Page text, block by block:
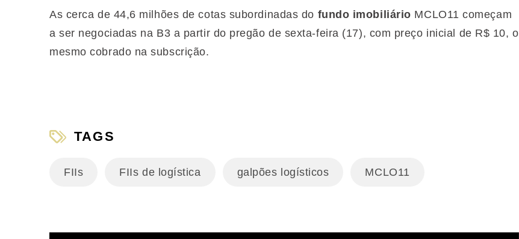
As cerca de 44,6 milhões de cotas subordinadas do fundo imobiliário MCLO11 começam
a ser negociadas na B3 a partir do pregão de sexta-feira (17), com preço inicial de R$ 10, o
mesmo cobrado na subscrição.
TAGS
FIIs FIIs de logística galpões logísticos MCLO11